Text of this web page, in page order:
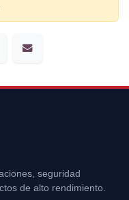
seguridad
de alto rendimiento.